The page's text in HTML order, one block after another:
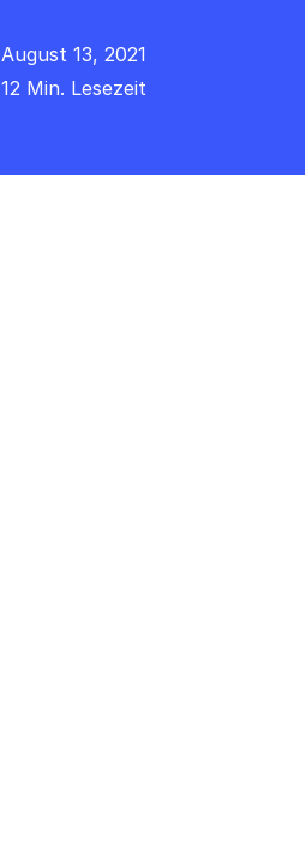
August 13, 2021
12 Min. Lesezeit